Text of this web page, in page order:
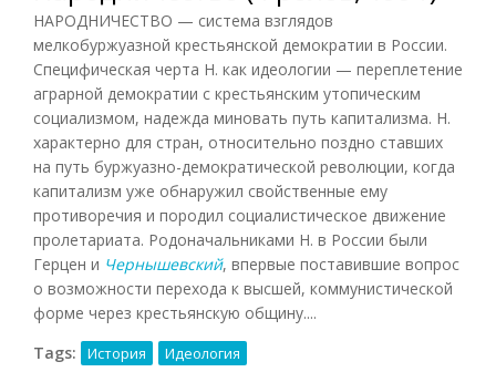
НАРОДНИЧЕСТВО — система взглядов
мелкобуржуазной крестьянской демократии в России.
Специфическая черта Н. как идеологии — переплетение
аграрной демократии с крестьянским утопическим
социализмом, надежда миновать путь капитализма. Н.
характерно для стран, относительно поздно ставших
на путь буржуазно-демократической революции, когда
капитализм уже обнаружил свойственные ему
противоречия и породил социалистическое движение
пролетариата. Родоначальниками Н. в России были
Герцен и Чернышевский, впервые поставившие вопрос
о возможности перехода к высшей, коммунистической
форме через крестьянскую общину....
Tags:
История Идеология